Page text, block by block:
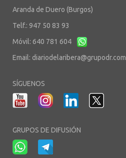
Aranda de Duero (Burgos)
Telf.: 947 50 83 93
Móvil: 640 781 604
Email: diariodelaribera@grupodr.com
SÍGUENOS
GRUPOS DE DIFUSIÓN